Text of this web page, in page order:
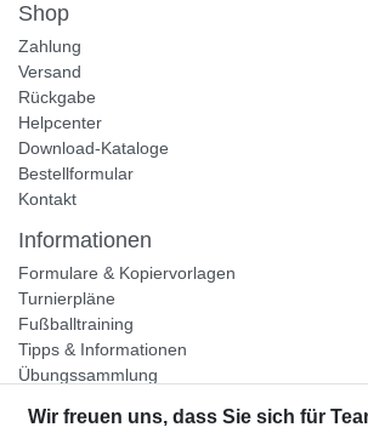
Shop
Zahlung
Versand
Rückgabe
Helpcenter
Download-Kataloge
Bestellformular
Kontakt
Informationen
Formulare & Kopiervorlagen
Turnierpläne
Fußballtraining
Tipps & Informationen
Übungssammlung
Unternehmen